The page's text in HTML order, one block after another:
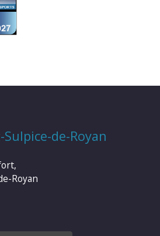
de-Royan
Royan